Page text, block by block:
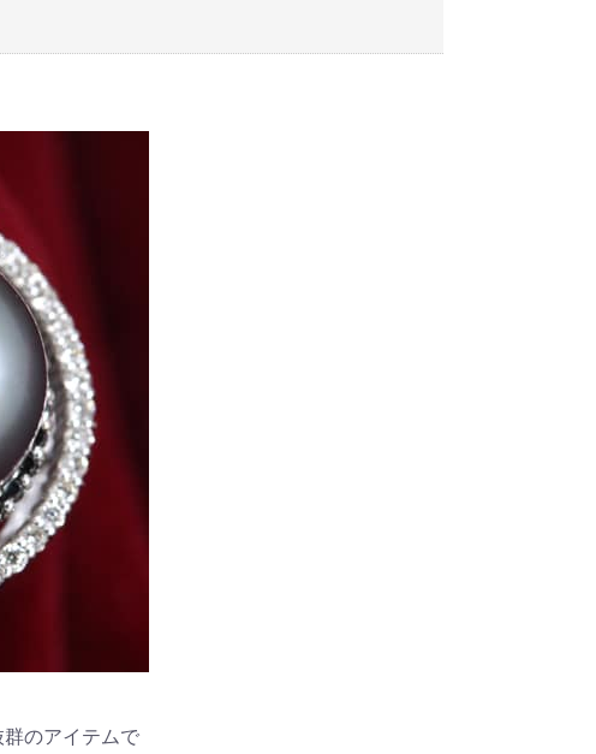
のアイテムで